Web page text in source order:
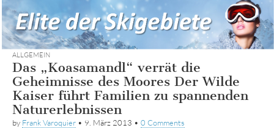
ALLGEMEIN
Das „Koasamandl“ verrät die
Geheimnisse des Moores Der Wilde
Kaiser führt Familien zu spannenden
Naturerlebnissen
by Frank Varoquier • 9. März 2013 • 0 Comments